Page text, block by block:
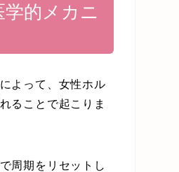
的メカニ
よって、女性ホル
ることで起こりま
周期をリセットし